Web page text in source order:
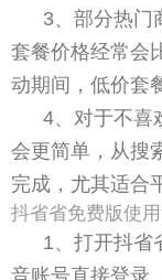
3、部分热门
套餐价格经常会
动期间，低价套
4、对于不喜
会更简单，从搜
完成，尤其适合
抖省省免费版使
1、打开抖省
音账号直接登录